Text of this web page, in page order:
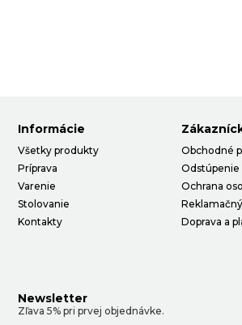
Informácie
Všetky produkty
Príprava
Varenie
Stolovanie
Kontakty
Obchodné
Ochrana
Doprava a
Newsletter
Zľava 5% pri prvej objednávke.